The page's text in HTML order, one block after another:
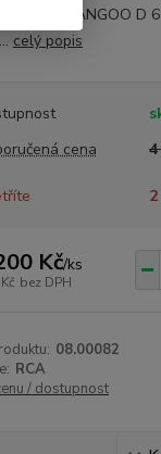
KANGOO
celý popis
cena
4
Kč/ks
bez DPH
08.00082
RCA
/ dostupnost